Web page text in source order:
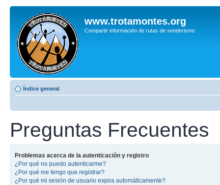
www.trotamontes.org
Compartir información de rutas de senderismo
Índice general
Preguntas Frecuentes
Problemas acerca de la autenticación y registro
¿Por qué no puedo autenticarme?
¿Por qué me tengo que registrar?
¿Por qué mi sesión de usuario expira automáticamente?